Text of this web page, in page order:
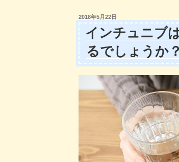
ン
は
腎
機
能
応
じ
用
e
b
o
o
k
d
o
n
投
稿
日:
2018年5月22日
インチュニブ
るでしょうか